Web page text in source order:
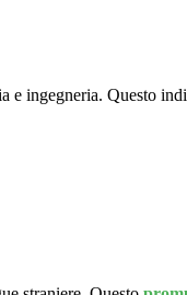
e ingegneria. Questo